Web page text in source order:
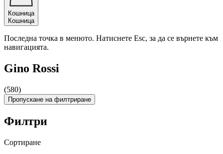
Кошница
Кошница
Последна точка в менюто. Натиснете Esc, за да се върнете към
навигацията.
Gino Rossi
(580)
Пропускане на филтриране
Филтри
Сортиране